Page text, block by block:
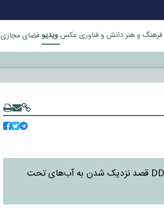
فرهنگ و هنردانش و فناوری عکسویدیوفضای مجازی
صداوسیما در گزارشی اعلام کرد: امروز، یک ناوشکن آمریکایی به نام DDG Fitzgerald قصد نزدیک شدن به آب‌های تحت